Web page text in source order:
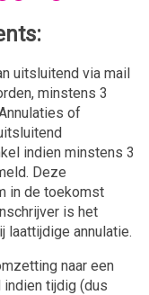
uitsluitend via mail
minstens 3
of
indien minstens 3
Deze
in de toekomst
is het
laattijdige annulatie.
naar een
tijdig (dus